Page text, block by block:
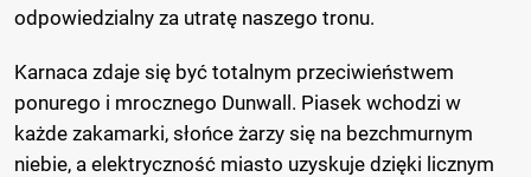
odpowiedzialny za utratę naszego tronu.
Karnaca zdaje się być totalnym przeciwieństwem
ponurego i mrocznego Dunwall. Piasek wchodzi w
każde zakamarki, słońce żarzy się na bezchmurnym
niebie, a elektryczność miasto uzyskuje dzięki licznym